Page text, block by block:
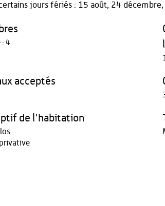
jours fériés : 15 août, 24
: 4
acceptés
de l'habitation